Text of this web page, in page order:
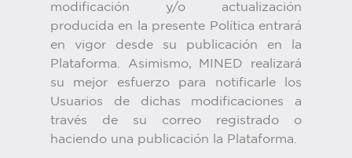
modificación y/o actualización
producida en la presente Política entrará
en vigor desde su publicación en la
Plataforma. Asimismo, MINED realizará
su mejor esfuerzo para notificarle los
Usuarios de dichas modificaciones a
través de su correo registrado o
haciendo una publicación la Plataforma.